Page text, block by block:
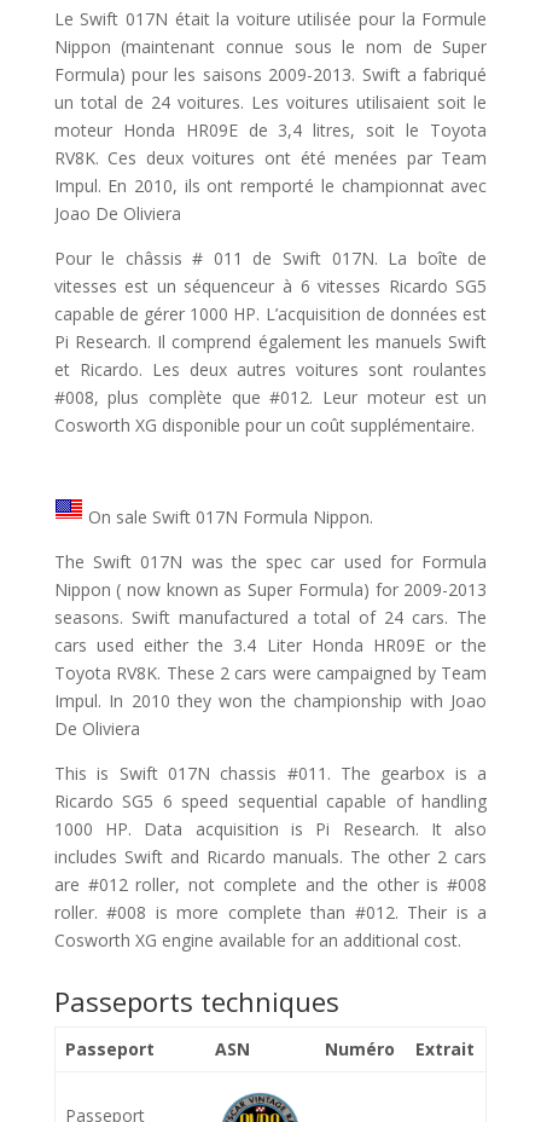
Le Swift 017N était la voiture utilisée pour la Formule
Nippon (maintenant connue sous le nom de Super
Formula) pour les saisons 2009-2013. Swift a fabriqué
un total de 24 voitures. Les voitures utilisaient soit le
moteur Honda HR09E de 3,4 litres, soit le Toyota
RV8K. Ces deux voitures ont été menées par Team
Impul. En 2010, ils ont remporté le championnat avec
Joao De Oliviera
Pour le châssis # 011 de Swift 017N. La boîte de
vitesses est un séquenceur à 6 vitesses Ricardo SG5
capable de gérer 1000 HP. L’acquisition de données est
Pi Research. Il comprend également les manuels Swift
et Ricardo. Les deux autres voitures sont roulantes
#008, plus complète que #012. Leur moteur est un
Cosworth XG disponible pour un coût supplémentaire.
On sale Swift 017N Formula Nippon.
The Swift 017N was the spec car used for Formula
Nippon ( now known as Super Formula) for 2009-2013
seasons. Swift manufactured a total of 24 cars. The
cars used either the 3.4 Liter Honda HR09E or the
Toyota RV8K. These 2 cars were campaigned by Team
Impul. In 2010 they won the championship with Joao
De Oliviera
This is Swift 017N chassis #011. The gearbox is a
Ricardo SG5 6 speed sequential capable of handling
1000 HP. Data acquisition is Pi Research. It also
includes Swift and Ricardo manuals. The other 2 cars
are #012 roller, not complete and the other is #008
roller. #008 is more complete than #012. Their is a
Cosworth XG engine available for an additional cost.
Passeports techniques
Passeport ASN Numéro Extrait
Passeport